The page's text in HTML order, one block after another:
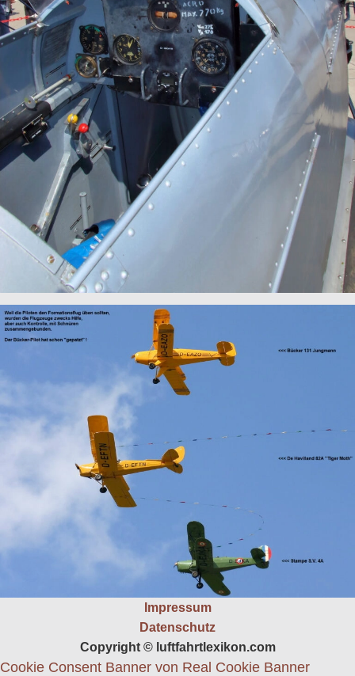
Impressum
Datenschutz
Copyright © luftfahrtlexikon.com
Cookie Consent Banner von Real Cookie Banner